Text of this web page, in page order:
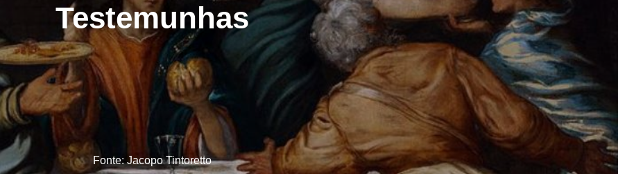
Testemunhas
Fonte: Jacopo Tintoretto